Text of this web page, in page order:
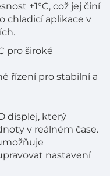
±1°C, což jej činí
chladicí aplikace v
pro široké
řízení pro stabilní a
displej, který
v reálném čase.
nastavení